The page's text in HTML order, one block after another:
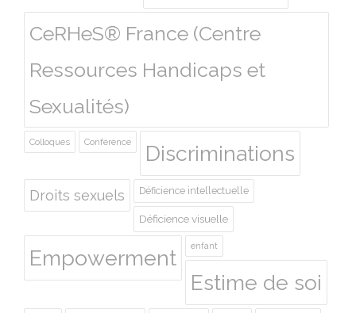
CeRHeS® France (Centre
Ressources Handicaps et
Sexualités)
Colloques Conférence Discriminations
Droits sexuels Déficience intellectuelle
Déficience visuelle
Empowerment enfant
Estime de soi